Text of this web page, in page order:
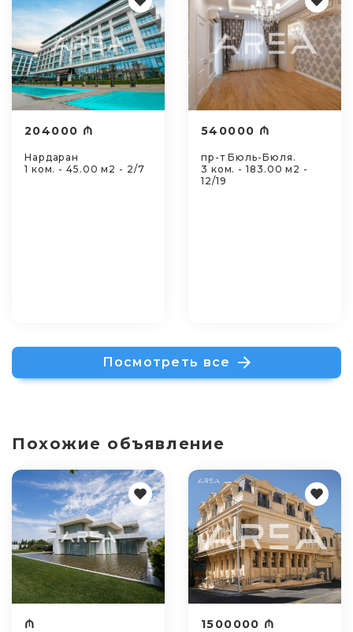
204000 ₼
Нардаран
1 ком. - 45.00 м2 - 2/7
540000 ₼
пр-т Бюль-Бюля.
3 ком. - 183.00 м2 -
12/19
Посмотреть все
Похожие объявление
₼ 1500000 ₼